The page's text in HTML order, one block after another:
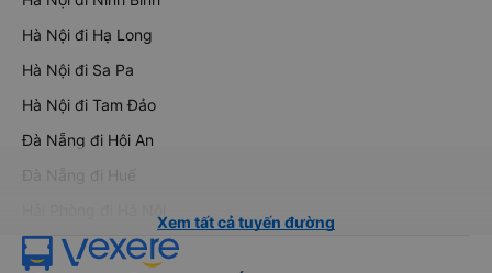
Hà Nội đi Hạ Long
Hà Nội đi Sa Pa
Hà Nội đi Tam Đảo
Đà Nẵng đi Hội An
Đà Nẵng đi Huế
Xem tất cả tuyến đường